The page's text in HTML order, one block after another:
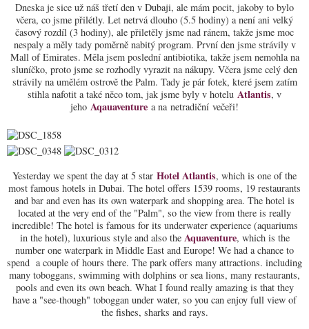
Dneska je sice už náš třetí den v Dubaji, ale mám pocit, jakoby to bylo
včera, co jsme přilétly. Let netrvá dlouho (5.5 hodiny) a není ani velký
časový rozdíl (3 hodiny), ale přiletěly jsme nad ránem, takže jsme moc
nespaly a měly tady poměrně nabitý program. První den jsme strávily v
Mall of Emirates. Měla jsem poslední antibiotika, takže jsem nemohla na
sluníčko, proto jsme se rozhodly vyrazit na nákupy. Včera jsme celý den
strávily na umělém ostrově the Palm. Tady je pár fotek, které jsem zatím
stihla nafotit a také něco tom, jak jsme byly v hotelu Atlantis, v
jeho Aqauaventure a na netradiční večeři!
Yesterday we spent the day at 5 star Hotel Atlantis, which is one of the
most famous hotels in Dubai. The hotel offers 1539 rooms, 19 restaurants
and bar and even has its own waterpark and shopping area. The hotel is
located at the very end of the "Palm", so the view from there is really
incredible! The hotel is famous for its underwater experience (aquariums
in the hotel), luxurious style and also the Aquaventure, which is the
number one waterpark in Middle East and Europe! We had a chance to
spend a couple of hours there. The park offers many attractions. including
many toboggans, swimming with dolphins or sea lions, many restaurants,
pools and even its own beach. What I found really amazing is that they
have a "see-though" toboggan under water, so you can enjoy full view of
the fishes, sharks and rays.